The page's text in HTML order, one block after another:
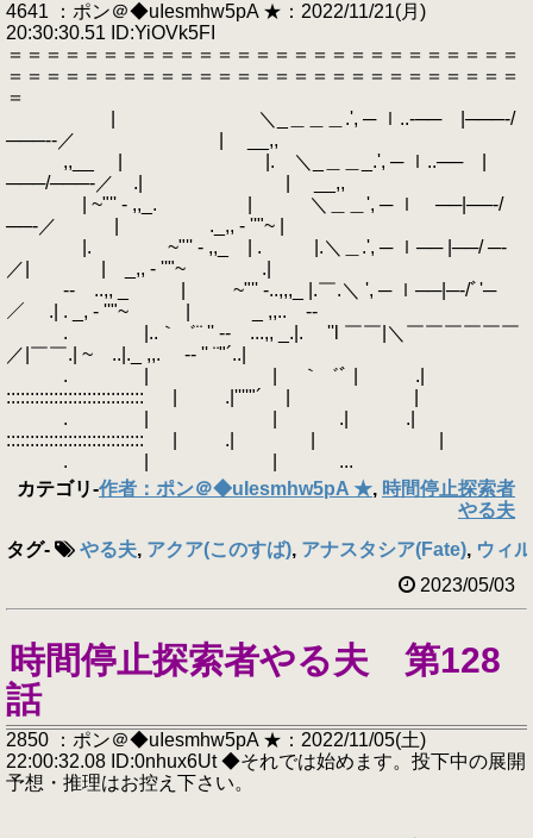
4641 ：ポン＠◆uIesmhw5pA ★：2022/11/21(月)
20:30:30.51 ID:YiOVk5FI
＝＝＝＝＝＝＝＝＝＝＝＝＝＝＝＝＝＝＝＝＝＝＝＝＝＝＝
＝＝＝＝＝＝＝＝＝＝＝＝＝＝＝＝＝＝＝＝＝＝＝＝＝＝＝
＝
| ＼_＿＿＿.', ─ ｌ..‐── |───‐/
───‐‐／ | __,,
,,__ | |. ＼_＿＿_.', ─ ｌ..── |
───/───‐／ .| | __,,
| ~"'' - ,,_. | ＼＿＿', ─ ｌ ──|──‐/
──‐／ | ._,, - ''"~ |
|. ~"'' - ,,_ | . |.＼＿.', ─ ｌ── |──/ ─‐
／| | _,, - ''"~ .|
‐- ..,, _ | ~"'' -..,,,_ |.￣.＼ ', ─ ｌ──|─‐/ﾞ'─
／ .| . _, - ''"~ | _ ,,.. -‐
. |..｀゛¨ '' ‐- ...,, _.|. ''l ￣￣|＼￣￣￣￣￣￣
／|￣￣.| ~ ..|._ ,,. -‐ '' ¨"´..|
. | | ｀゛ﾞ | .|
::::::::::::::::::::::::::::: | .|''''"´ | |
. | | .| .|
::::::::::::::::::::::::::::: | .| | |
. | | ...
カテゴリ-作者：ポン＠◆uIesmhw5pA ★, 時間停止探索者
やる夫
タグ- やる夫, アクア(このすば), アナスタシア(Fate), ウィ
2023/05/03
時間停止探索者やる夫 第128
話
2850 ：ポン＠◆uIesmhw5pA ★：2022/11/05(土)
22:00:32.08 ID:0nhux6Ut ◆それでは始めます。投下中の展開
予想・推理はお控え下さい。